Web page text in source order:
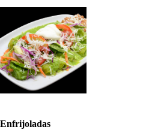
Enfrijoladas